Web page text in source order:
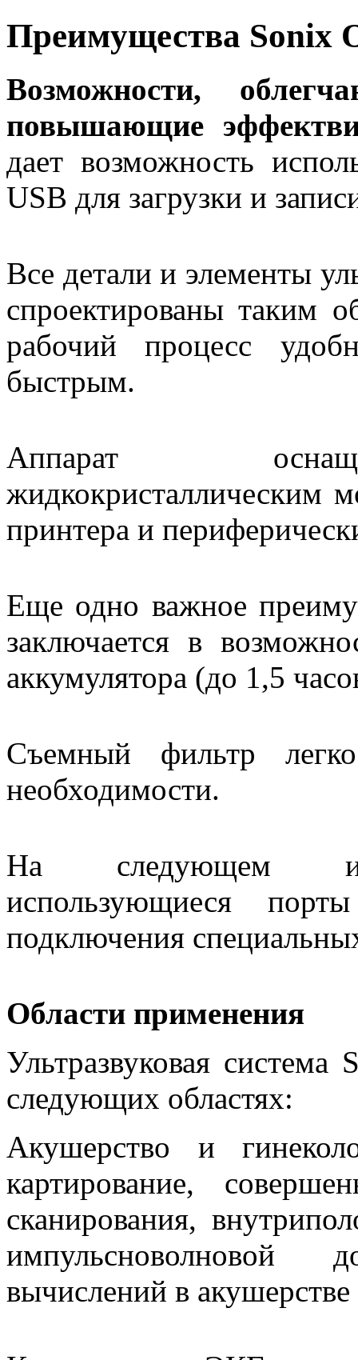
Преимущества Sonix
Возможности,
повышающие
дает возможность
USB для загрузки и
Все детали и элементы
спроектированы таким
рабочий процесс
быстрым.
Аппарат
жидкокристаллическим
принтера и
Еще одно важное
заключается в
аккумулятора (до 1,5
Съемный фильтр
необходимости.
На следующем
использующиеся
подключения
Области применения
Ультразвуковая
следующих областях:
Акушерство и
картирование,
сканирования,
импульсноволновой
вычислений в